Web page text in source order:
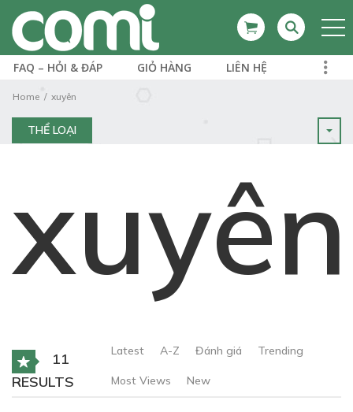
FAQ – HỎI & ĐÁP GIỎ HÀNG LIÊN HỆ
Home xuyên
THỂ LOẠI
xuyên
11
RESULTS
Latest A-Z Đánh giá Trending
Most Views New